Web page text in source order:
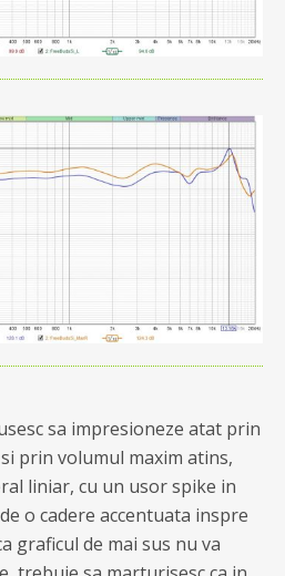
sa impresioneze atat prin
prin volumul maxim atins,
liniar, cu un usor spike in
o cadere accentuata inspre
graficul de mai sus nu va